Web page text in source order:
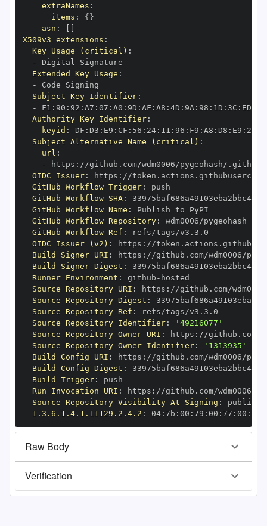
extraNames :
items : { }
asn :
X509v3 extensions :
Key Usage (critical) :
-
Extended Key Usage :
-
Subject Key Identifier:
-
F1 : 90 : 92 : A7 : 07 : A0 : 9D : AF : A8 : 4D : 9A : 98 : 1D : 3C : ED
Authority Key Identifier:
keyid : DF : D3 : E9 : CF : 56 : 24: 11 : 96 : F9 : A8 : D8 : E9 : 28
Subject Alternative Name (critical) :
url :
-
https : //github.com/wdm0006/pygeohash/
OIDC Issuer: https :
GitHub Workflow Trigger:
GitHub Workflow SHA:
GitHub Workflow Name :
GitHub Workflow Repository:
GitHub Workflow Ref :
OIDC Issuer (v2) : https :
Build Signer URI : https : //github.com/wdm0006/
Build Signer Digest :
Runner Environment : github -
Source Repository URI : https :
Source Repository Digest :
Source Repository Ref :
Source Repository Identifier:
'49216077'
Source Repository Owner URI : https :
Source Repository Owner Identifier:
'1313935'
Build Config URI : https : //github.com/wdm0006/
Build Config Digest :
Build Trigger:
Run Invocation URI : https :
Source Repository Visibility At Signing :
1.3.6.1.4.1.11129.2.4.2 : 04: 7b : 00 : 79 : 00 : 77 : 00 : dd
Raw Body
Verification